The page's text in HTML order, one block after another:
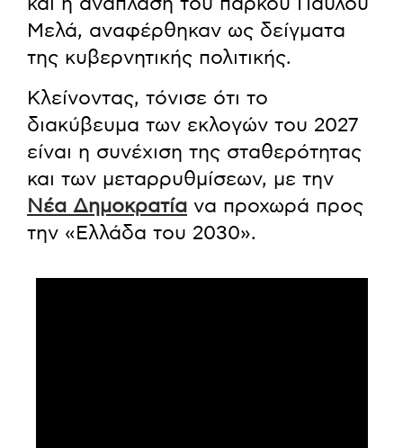
Μελά, αναφέρθηκαν ως δείγματα
της κυβερνητικής πολιτικής.
Κλείνοντας, τόνισε ότι το
διακύβευμα των εκλογών του 2027
είναι η συνέχιση της σταθερότητας
και των μεταρρυθμίσεων, με την
Νέα Δημοκρατία να προχωρά προς
την «Ελλάδα του 2030».